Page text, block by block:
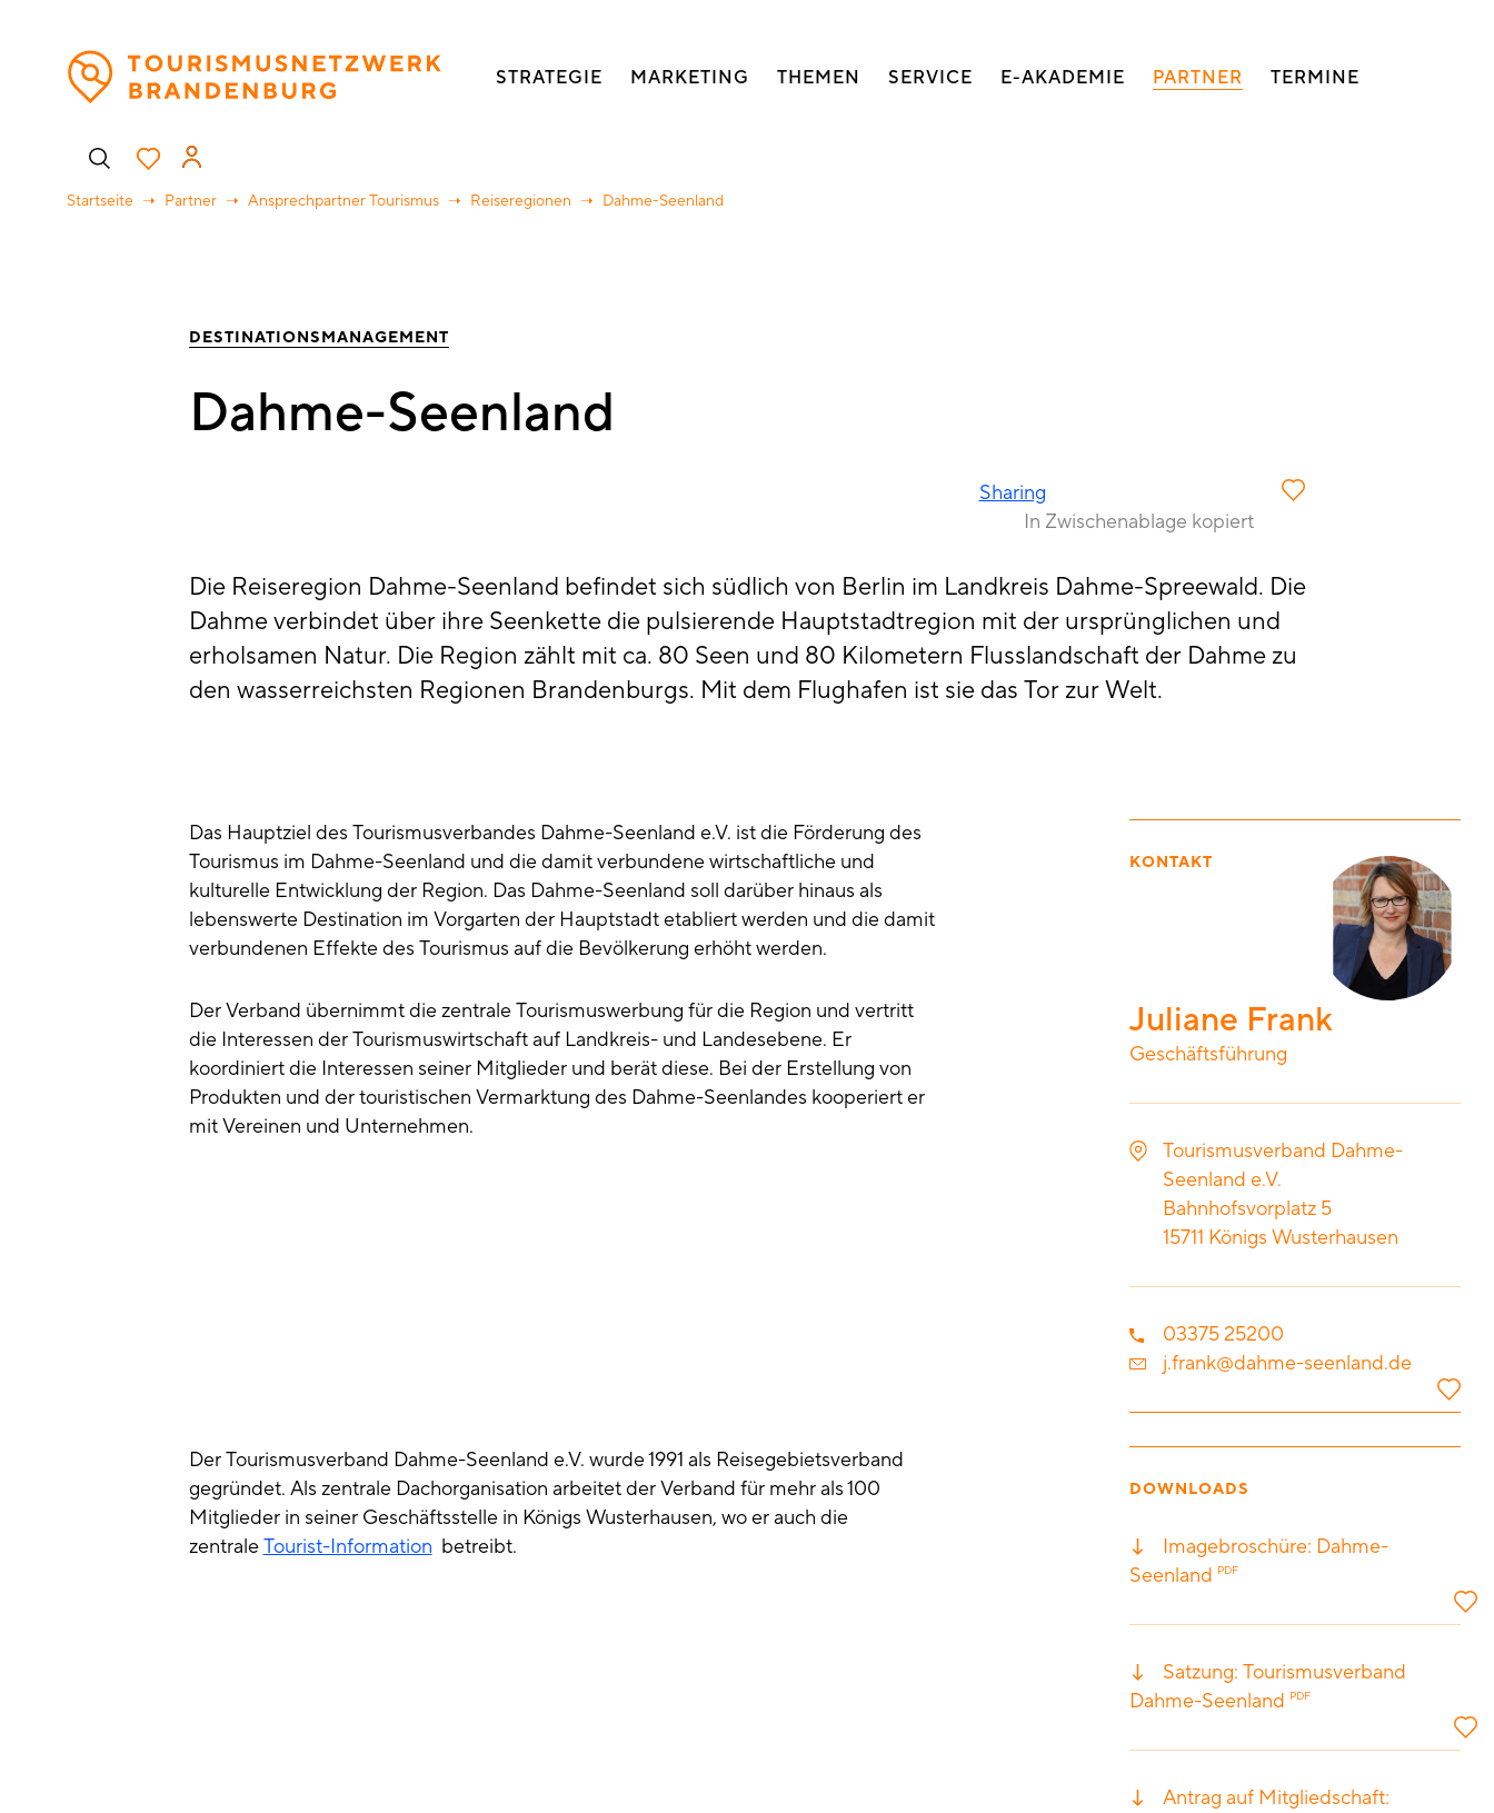
Hauptnavigation
STRATEGIE MARKETING THEMEN SERVICE E-AKADEMIE PARTNER TERMINE
Benutzermenü
Startseite Partner Ansprechpartner Tourismus Reiseregionen Dahme-Seenland
DESTINATIONSMANAGEMENT
Dahme-Seenland
Sharing
In Zwischenablage kopiert
Die Reiseregion Dahme-Seenland befindet sich südlich von Berlin im Landkreis Dahme-Spreewald. Die
Dahme verbindet über ihre Seenkette die pulsierende Hauptstadtregion mit der ursprünglichen und
erholsamen Natur. Die Region zählt mit ca. 80 Seen und 80 Kilometern Flusslandschaft der Dahme zu
den wasserreichsten Regionen Brandenburgs. Mit dem Flughafen ist sie das Tor zur Welt.
Das Hauptziel des Tourismusverbandes Dahme-Seenland e.V. ist die Förderung des
Tourismus im Dahme-Seenland und die damit verbundene wirtschaftliche und
kulturelle Entwicklung der Region. Das Dahme-Seenland soll darüber hinaus als
lebenswerte Destination im Vorgarten der Hauptstadt etabliert werden und die damit
verbundenen Effekte des Tourismus auf die Bevölkerung erhöht werden.
Der Verband übernimmt die zentrale Tourismuswerbung für die Region und vertritt
die Interessen der Tourismuswirtschaft auf Landkreis- und Landesebene. Er
koordiniert die Interessen seiner Mitglieder und berät diese. Bei der Erstellung von
Produkten und der touristischen Vermarktung des Dahme-Seenlandes kooperiert er
mit Vereinen und Unternehmen.
KONTAKT
Juliane Frank
Geschäftsführung
Tourismusverband Dahme-
Seenland e.V.
Bahnhofsvorplatz 5
15711 Königs Wusterhausen
03375 25200
j.frank@dahme-seenland.de
Der Tourismusverband Dahme-Seenland e.V. wurde 1991 als Reisegebietsverband
gegründet. Als zentrale Dachorganisation arbeitet der Verband für mehr als 100
Mitglieder in seiner Geschäftsstelle in Königs Wusterhausen, wo er auch die
zentraleTourist-Information betreibt.
DOWNLOADS
Imagebroschüre: Dahme-
Seenland PDF
Satzung: Tourismusverband
Dahme-Seenland PDF
Antrag auf Mitgliedschaft: